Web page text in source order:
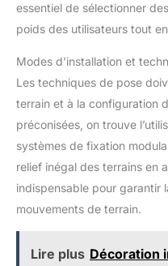
essentiel de sélectionner
poids des utilisateurs tout
Modes d’installation et
Les techniques de pose
terrain et à la configuration
préconisées, on trouve
systèmes de fixation
relief inégal des terrains en
indispensable pour garantir
mouvements de terrain.
Lire plus Décoration